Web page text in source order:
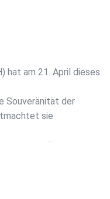
hat am 21. April dieses
Souveränität der
sie
warnen. Einige
In